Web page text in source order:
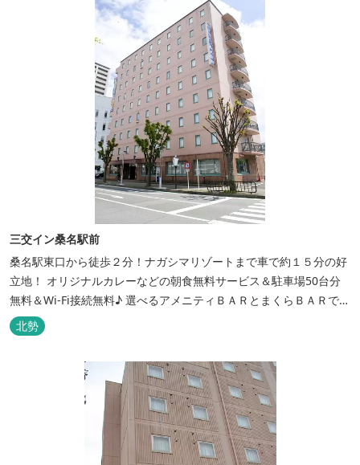
三交イン桑名駅前
桑名駅東口から徒歩２分！ナガシマリゾートまで車で約１５分の好
立地！ オリジナルカレーなどの朝食無料サービス＆駐車場50台分
無料＆Wi-Fi接続無料♪ 選べるアメニティＢＡＲとまくらＢＡＲで快
適な滞在をサポート！
北勢